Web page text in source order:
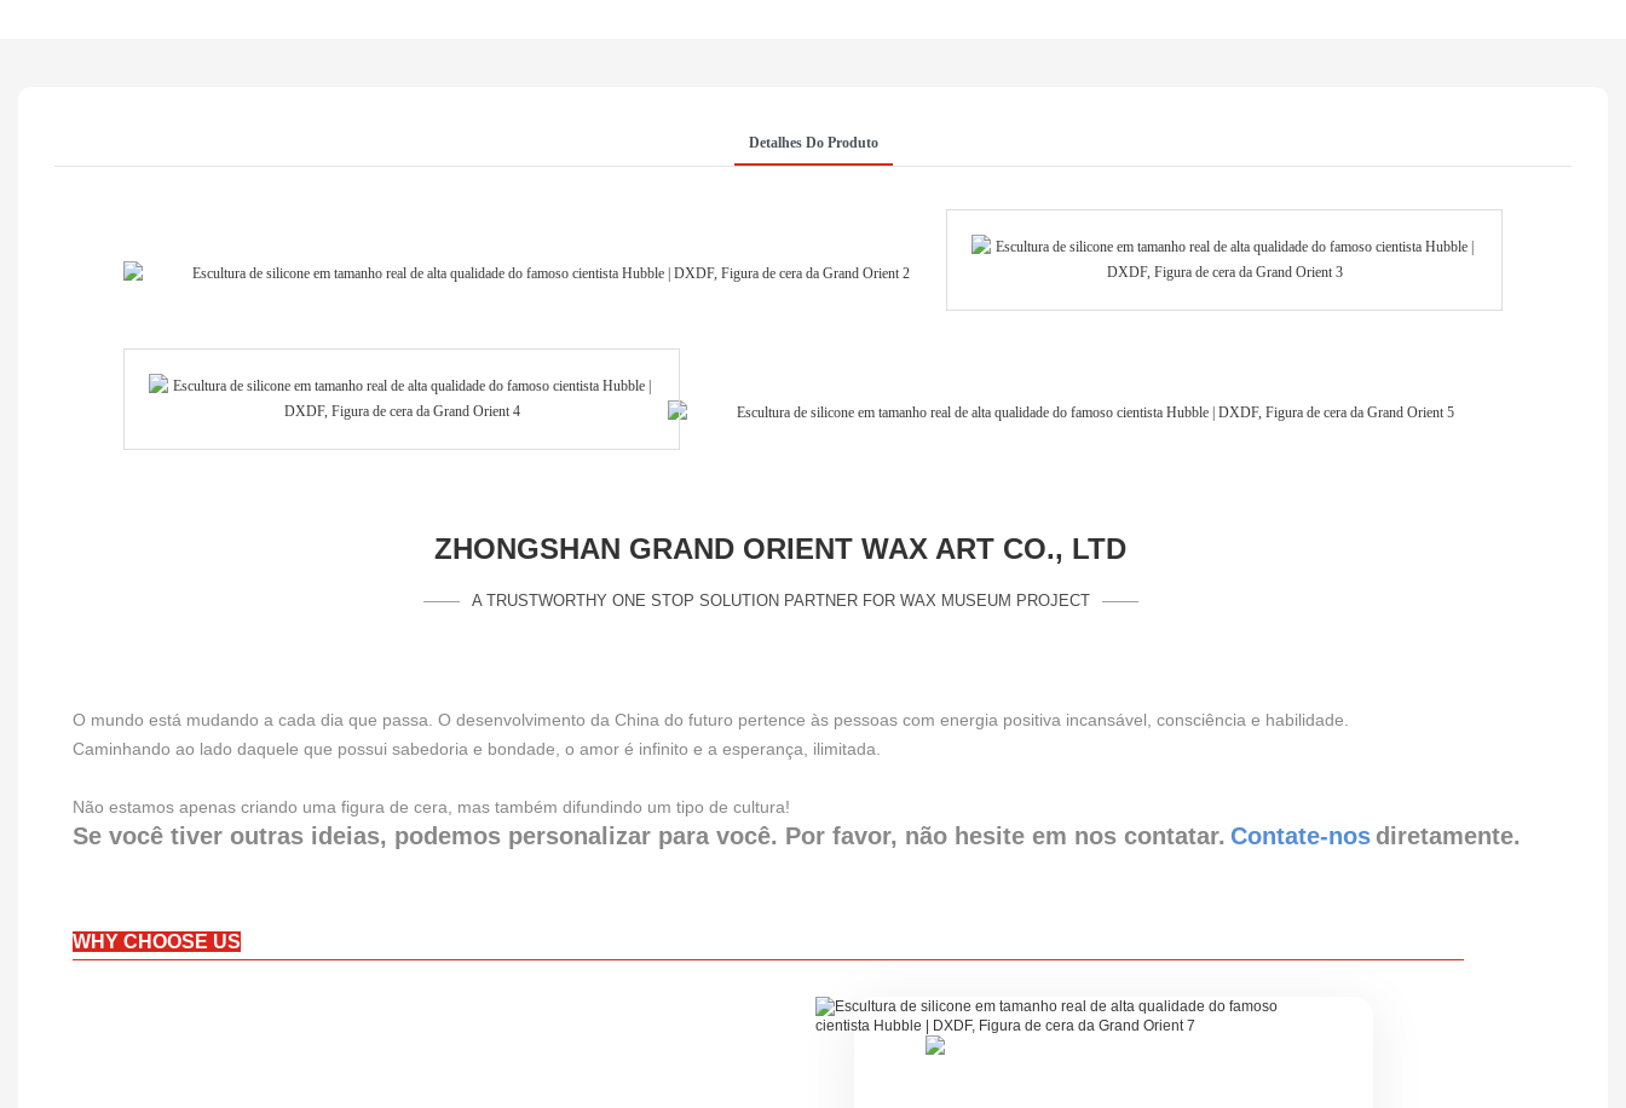
Detalhes Do Produto
ZHONGSHAN GRAND ORIENT WAX ART CO., LTD
A TRUSTWORTHY ONE STOP SOLUTION PARTNER FOR WAX MUSEUM PROJECT
O mundo está mudando a cada dia que passa. O desenvolvimento da China do futuro pertence às pessoas com energia positiva incansável, consciência e habilidade.
Caminhando ao lado daquele que possui sabedoria e bondade, o amor é infinito e a esperança, ilimitada.
Não estamos apenas criando uma figura de cera, mas também difundindo um tipo de cultura!
Se você tiver outras ideias, podemos personalizar para você. Por favor, não hesite em nos contatar. Contate-nos diretamente.
WHY CHOOSE US